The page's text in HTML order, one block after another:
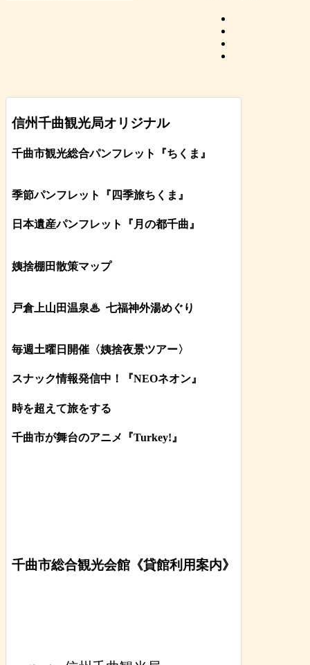
信州千曲観光局オリジナル
千曲市観光総合パンフレット 『ちくま 』
季節パンフレット『四季旅ちくま』
日本遺産パンフレット 『月の都千曲 』
姨捨棚田散策マップ
戸倉上山田温泉♨ 七福神外湯めぐり
毎週土曜日開催〈姨捨夜景ツアー〉
スナック情報発信中！『NEOネオン』
時を超えて旅をする
千曲市が舞台のアニメ『Turkey!』
千曲市総合観光会館《貸館利用案内》